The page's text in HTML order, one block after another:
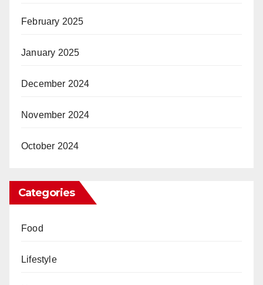
February 2025
January 2025
December 2024
November 2024
October 2024
Categories
Food
Lifestyle